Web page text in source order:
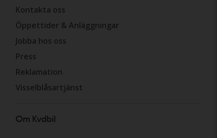
Kontakta oss
Öppettider & Anläggningar
Jobba hos oss
Press
Reklamation
Visselblåsartjänst
Om Kvdbil